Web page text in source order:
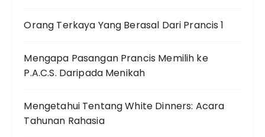
Orang Terkaya Yang Berasal Dari Prancis 1
Mengapa Pasangan Prancis Memilih ke
P.A.C.S. Daripada Menikah
Mengetahui Tentang White Dinners: Acara
Tahunan Rahasia